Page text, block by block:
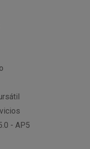
- AP5